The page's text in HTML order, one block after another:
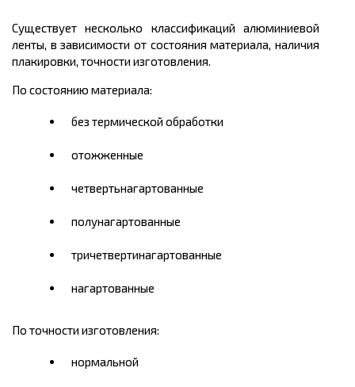
Существует несколько классификаций алюминиевой
ленты, в зависимости от состояния материала, наличия
плакировки, точности изготовления.
По состоянию материала:
без термической обработки
отожженные
четвертьнагартованные
полунагартованные
тричетвертинагартованные
нагартованные
По точности изготовления:
нормальной